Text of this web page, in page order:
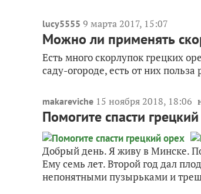
lucy5555 9 марта 2017, 15:07
Можно ли применять
Есть много скорлупок грецких
саду-огороде, есть от них польза
makareviche 15 ноября 2018, 18:06
Помогите спасти
Добрый день. Я живу в Минске.
Ему семь лет. Второй год дал
непонятными пузырьками и